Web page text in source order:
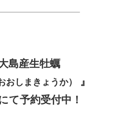
島産生牡蠣
おしまきょうか）
』
て予約受付中！